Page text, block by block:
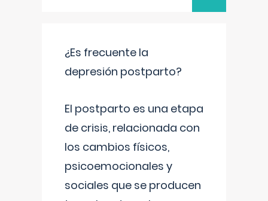
¿Es frecuente la
depresión postparto?
El postparto es una etapa
de crisis, relacionada con
los cambios físicos,
psicoemocionales y
sociales que se producen